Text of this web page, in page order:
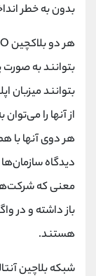
بدون به خطر
بتوانند به
از آنها را
هر دوی آنها با
دیدگاه
معنی که
باز داشته و در
هستند.
شبکه بلاچین